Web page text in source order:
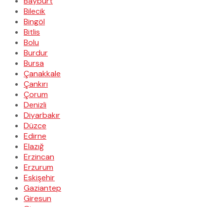
Bilecik
Bingöl
Bitlis
Bolu
Burdur
Bursa
Çanakkale
Çankırı
Çorum
Denizli
Diyarbakır
Düzce
Edirne
Elazığ
Erzincan
Erzurum
Eskişehir
Gaziantep
Giresun